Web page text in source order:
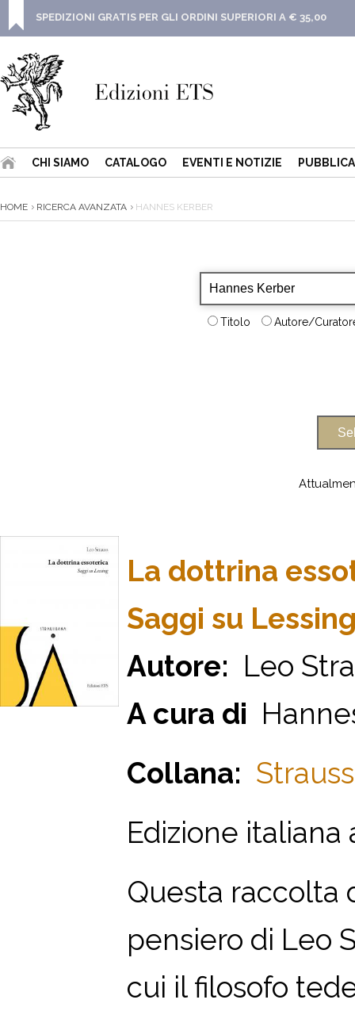
SPEDIZIONI GRATIS PER GLI ORDINI SUPERIORI A € 35,00
CHI SIAMO CATALOGO EVENTI E NOTIZIE
HOME RICERCA AVANZATA HANNES KERBER
Titolo Autore/
La dottrina
Saggi su
Autore: Leo
A cura di
Collana:
Edizione
Questa raccolta
pensiero di Leo
cui il filosofo